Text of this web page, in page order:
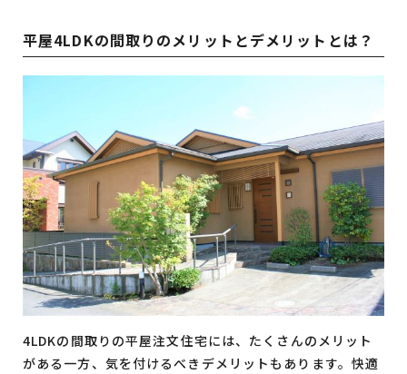
平屋4LDKの間取りのメリットとデメリットとは？
4LDKの間取りの平屋注文住宅には、たくさんのメリット
がある一方、気を付けるべきデメリットもあります。快適